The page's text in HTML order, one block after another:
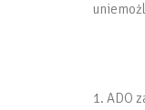
1. ADO